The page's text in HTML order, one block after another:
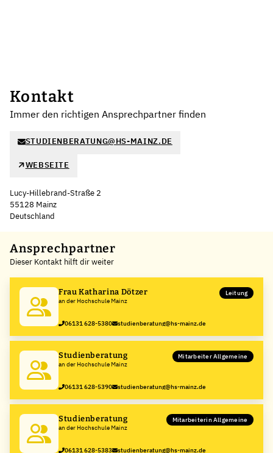
Kontakt
Immer den richtigen Ansprechpartner finden
STUDIENBERATUNG@HS-MAINZ.DE
WEBSEITE
Lucy-Hillebrand-Straße 2
55128 Mainz
Deutschland
+
−
Ansprechpartner
Dieser Kontakt hilft dir weiter
Frau Katharina Dötzer
an der Hochschule Mainz
Leitung
06131 628-5380 studienberatung@hs-mainz.de
Studienberatung
an der Hochschule Mainz
Mitarbeiter Allgemeine
06131 628-5390 studienberatung@hs-mainz.de
Studienberatung
an der Hochschule Mainz
Mitarbeiterin Allgemeine
06131 628-5383 studienberatung@hs-mainz.de